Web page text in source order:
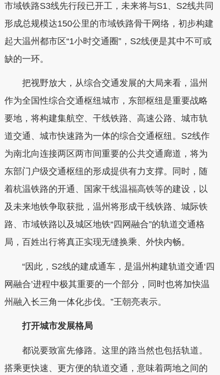
市域铁路S3线先行段已开工，未来将与S1、S2线共同
形成总规模达150公里的市域铁路骨干网络，初步构建
起大温州都市区“1小时交通圈”，S2线便是其中不可或
缺的一环。
把视野放大，从综合交通发展的大局来看，温州
作为全国性综合交通枢纽城市，东部枢纽是重要战略
要地，将构建集航空、干线铁路、高速公路、城市轨
道交通、城市快速路为一体的综合交通枢纽。S2线作
为南北向连接两区两市间重要的公共交通廊道，将为
东部门户级交通枢纽的形成提供有力支撑。同时，随
着杭温铁路的开通、国家干线温福高铁等的建设，以
及未来地铁争取获批，温州将形成干线铁路、城际铁
路、市域铁路以及城区地铁“四网融合”的轨道交通格
局，百姓出行将真正实现无缝换乘、外快内畅。
“因此，S2线的建成通车，是温州构建轨道交通‘四
网融合’进程中极其重要的一个部分，同时也将加快温
州融入长三角一体化步伐。”王朝亮表示。
打开城市发展格局
都说要致富先修路。这里的路当然也包括轨道。
搭乘更快速、更方便的轨道交通，意味着两地之间的